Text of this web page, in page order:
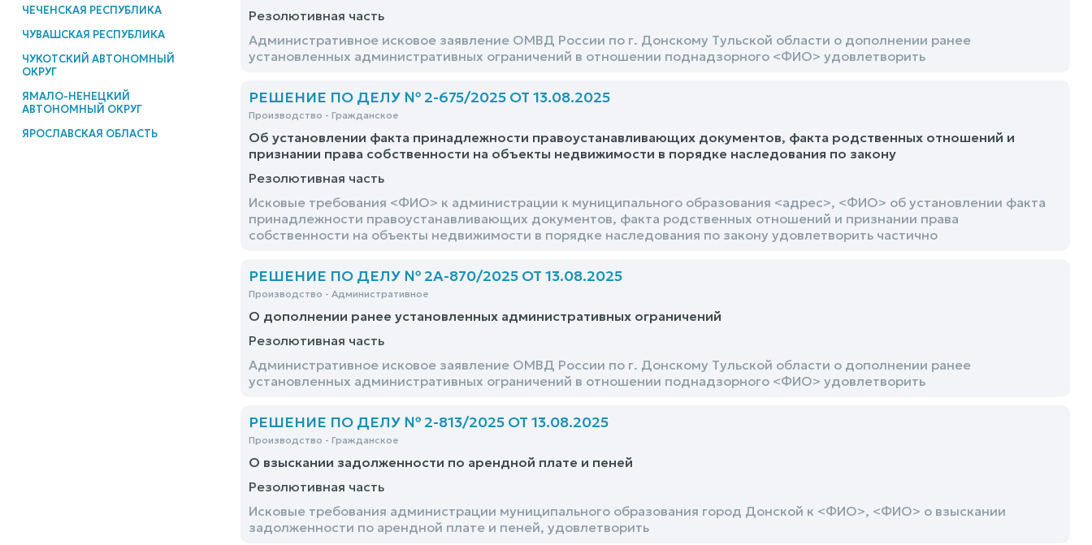
ЧЕЧЕНСКАЯ РЕСПУБЛИКА
ЧУВАШСКАЯ РЕСПУБЛИКА
ЧУКОТСКИЙ АВТОНОМНЫЙ
ОКРУГ
ЯМАЛО-НЕНЕЦКИЙ
АВТОНОМНЫЙ ОКРУГ
ЯРОСЛАВСКАЯ ОБЛАСТЬ
Резолютивная часть
Административное исковое заявление ОМВД России по г. Донскому Тульской области о дополнении ранее
установленных административных ограничений в отношении поднадзорного <ФИО> удовлетворить
РЕШЕНИЕ ПО ДЕЛУ № 2-675/2025 ОТ 13.08.2025
Производство - Гражданское
Об установлении факта принадлежности правоустанавливающих документов, факта родственных отношений и
признании права собственности на объекты недвижимости в порядке наследования по закону
Резолютивная часть
Исковые требования <ФИО> к администрации к муниципального образования <адрес>, <ФИО> об установлении факта
принадлежности правоустанавливающих документов, факта родственных отношений и признании права
собственности на объекты недвижимости в порядке наследования по закону удовлетворить частично
РЕШЕНИЕ ПО ДЕЛУ № 2А-870/2025 ОТ 13.08.2025
Производство - Административное
О дополнении ранее установленных административных ограничений
Резолютивная часть
Административное исковое заявление ОМВД России по г. Донскому Тульской области о дополнении ранее
установленных административных ограничений в отношении поднадзорного <ФИО> удовлетворить
РЕШЕНИЕ ПО ДЕЛУ № 2-813/2025 ОТ 13.08.2025
Производство - Гражданское
О взыскании задолженности по арендной плате и пеней
Резолютивная часть
Исковые требования администрации муниципального образования город Донской к <ФИО>, <ФИО> о взыскании
задолженности по арендной плате и пеней, удовлетворить